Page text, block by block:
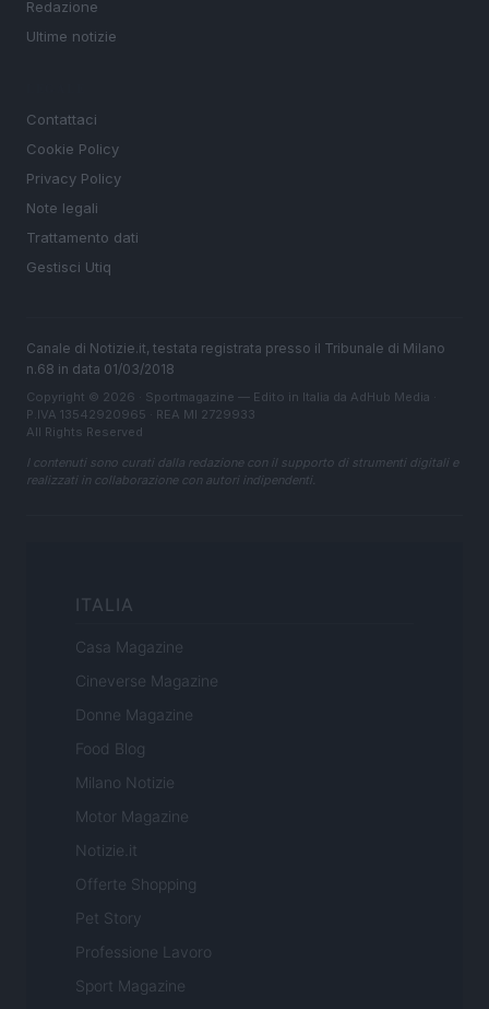
Redazione
Ultime notizie
Contattaci
Cookie Policy
Privacy Policy
Note legali
Trattamento dati
Gestisci Utiq
Canale di Notizie.it, testata registrata presso il Tribunale di Milano
n.68 in data 01/03/2018
Copyright © 2026 · Sportmagazine — Edito in Italia da AdHub Media
P.IVA 13542920965 · REA MI 2729933
All Rights Reserved
I contenuti sono curati dalla redazione con il supporto di strumenti digitali e
realizzati in collaborazione con autori indipendenti.
ITALIA
Casa Magazine
Cineverse Magazine
Donne Magazine
Food Blog
Milano Notizie
Motor Magazine
Notizie.it
Offerte Shopping
Pet Story
Professione Lavoro
Sport Magazine